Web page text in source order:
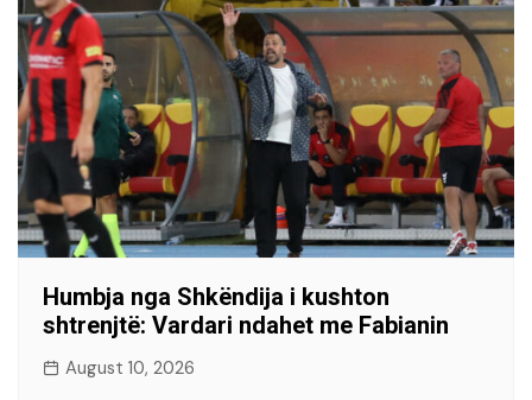
Humbja nga Shkëndija i kushton
shtrenjtë: Vardari ndahet me Fabianin
August 10, 2026